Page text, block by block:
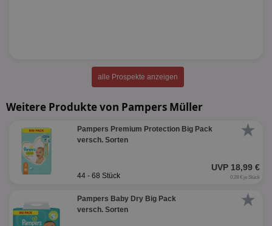
alle Prospekte anzeigen
Weitere Produkte von Pampers Müller
★
Pampers Premium Protection Big Pack
versch. Sorten
UVP 18,99 €
44 - 68 Stück 0,28 € je Stück
★
Pampers Baby Dry Big Pack
versch. Sorten